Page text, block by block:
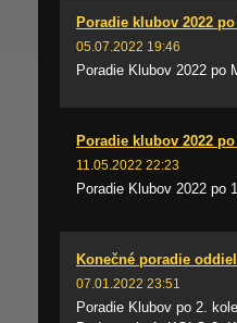
Poradie klubov 2022
05.07.2022 19:46
Poradie Klubov 2022 po
Poradie klubov 2022
11.05.2022 22:23
Poradie Klubov 2022 po
Konečné poradie
07.01.2022 23:51
Poradie Klubov po 2.